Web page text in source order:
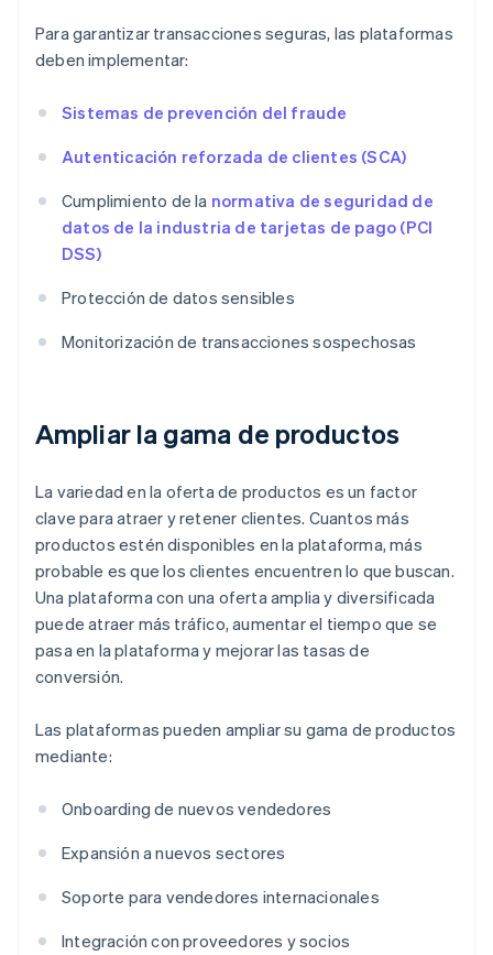
Para garantizar transacciones seguras, las plataformas
deben implementar:
Sistemas de prevención del fraude
Autenticación reforzada de clientes (SCA)
Cumplimiento de la normativa de seguridad de
datos de la industria de tarjetas de pago (PCI
DSS)
Protección de datos sensibles
Monitorización de transacciones sospechosas
Ampliar la gama de productos
La variedad en la oferta de productos es un factor
clave para atraer y retener clientes. Cuantos más
productos estén disponibles en la plataforma, más
probable es que los clientes encuentren lo que buscan.
Una plataforma con una oferta amplia y diversificada
puede atraer más tráfico, aumentar el tiempo que se
pasa en la plataforma y mejorar las tasas de
conversión.
Las plataformas pueden ampliar su gama de productos
mediante:
Onboarding de nuevos vendedores
Expansión a nuevos sectores
Soporte para vendedores internacionales
Integración con proveedores y socios